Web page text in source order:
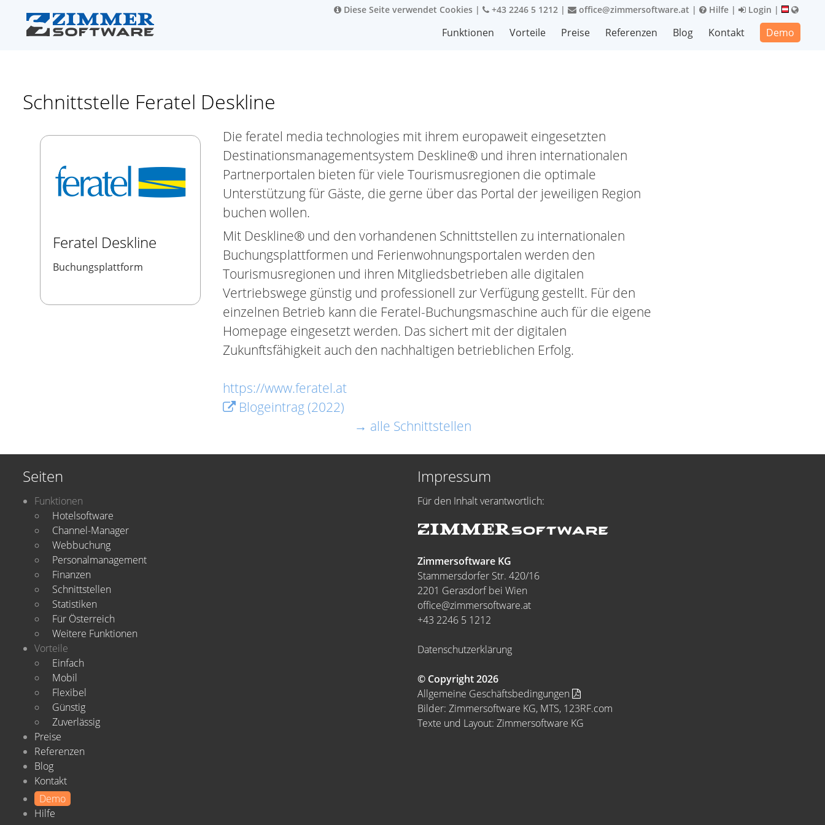
Diese Seite verwendet Cookies | +43 2246 5 1212 | office@zimmersoftware.at | Hilfe | Login |
Funktionen Vorteile Preise Referenzen Blog Kontakt Demo
Schnittstelle Feratel Deskline
Feratel Deskline
Buchungsplattform
Die feratel media technologies mit ihrem europaweit eingesetzten
Destinationsmanagementsystem Deskline® und ihren internationalen
Partnerportalen bieten für viele Tourismusregionen die optimale
Unterstützung für Gäste, die gerne über das Portal der jeweiligen Region
buchen wollen.
Mit Deskline® und den vorhandenen Schnittstellen zu internationalen
Buchungsplattformen und Ferienwohnungsportalen werden den
Tourismusregionen und ihren Mitgliedsbetrieben alle digitalen
Vertriebswege günstig und professionell zur Verfügung gestellt. Für den
einzelnen Betrieb kann die Feratel-Buchungsmaschine auch für die eigene
Homepage eingesetzt werden. Das sichert mit der digitalen
Zukunftsfähigkeit auch den nachhaltigen betrieblichen Erfolg.
https://www.feratel.at
Blogeintrag (2022)
→ alle Schnittstellen
Seiten
Funktionen
Hotelsoftware
Channel-Manager
Webbuchung
Personalmanagement
Finanzen
Schnittstellen
Statistiken
Für Österreich
Weitere Funktionen
Vorteile
Einfach
Mobil
Flexibel
Günstig
Zuverlässig
Preise
Referenzen
Blog
Kontakt
Demo
Hilfe
Impressum
Für den Inhalt verantwortlich:
Zimmersoftware KG
Stammersdorfer Str. 420/16
2201 Gerasdorf bei Wien
office@zimmersoftware.at
+43 2246 5 1212
Datenschutzerklärung
© Copyright 2026
Allgemeine Geschäftsbedingungen
Bilder: Zimmersoftware KG, MTS, 123RF.com
Texte und Layout: Zimmersoftware KG